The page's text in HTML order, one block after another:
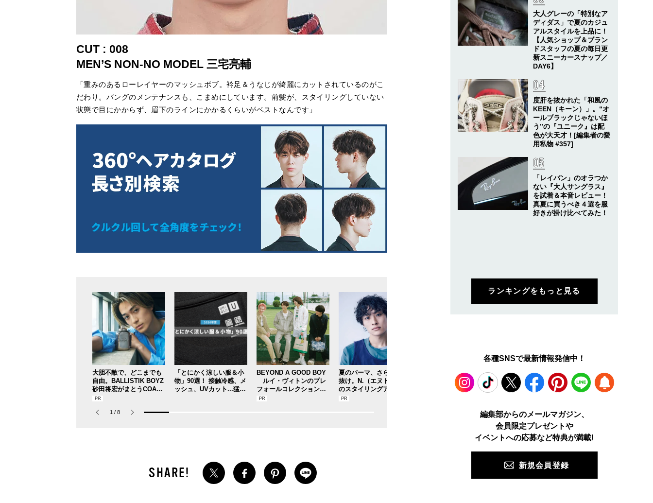
CUT : 008
MEN’S NON-NO MODEL 三宅亮輔
「重みのあるローレイヤーのマッシュボブ。衿足＆うなじが綺麗にカットされているのがこ
だわり。バングのメンテナンスも、こまめにしています。前髪が、スタイリングしていない
状態で目にかからず、眉下のラインにかかるくらいがベストなんです」
大胆不敵で、どこまでも
自由。BALLISTIK BOYZ
砂田将宏がまとうCOACH
の新作フレグランス「コ
パルファム」
「とにかく涼しい服＆小
物」90選！ 接触冷感、メ
ッシュ、UVカット...猛暑
BEYOND A GOOD BOY
ルイ・ヴィトンのプレ
フォールコレクションが
描くプレッピースタイル
夏のパーマ、さらにあか
抜け。N.（エヌドット）
のスタイリングアイテム
で作る旬ヘアのテクニッ
細すぎず、太すぎない“最
上級の普通”。「blurhms
ROOTSTOCK」のクラシ
ロエベの新しい世界へよ
うこそ。大胆なコントラ
ストとレイヤードの先に
中島裕翔さんの初めて
写真展『7okyo color
ace/東京色空間 ～
1 / 8
大人グレーの「特別なア
ディダス」で夏のカジュ
アルスタイルを上品に！
【人気ショップ＆ブラン
ドスタッフの夏の毎日更
新スニーカースナップ／
DAY6】
度肝を抜かれた「和風の
KEEN（キーン）」。“オ
ールブラックじゃないほ
う”の『ユニーク』は配
色が大天才！[編集者の愛
用私物 #357]
「レイバン」のオラつか
ない『大人サングラス』
を試着＆本音レビュー！
真夏に買うべき４選を服
好きが掛け比べてみた！
ランキングをもっと見る
各種SNSで最新情報発信中！
TikTok Facebook Pinterest LINE
編集部からのメールマガジン、
会員限定プレゼントや
イベントへの応募など特典が満載!
新規会員登録